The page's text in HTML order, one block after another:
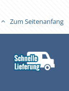
Zum Seitenanfang